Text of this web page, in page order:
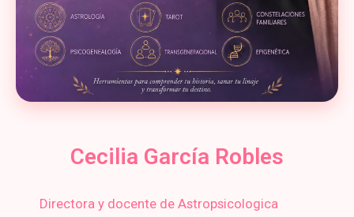
Cecilia García Robles
Directora y docente de Astropsicologica